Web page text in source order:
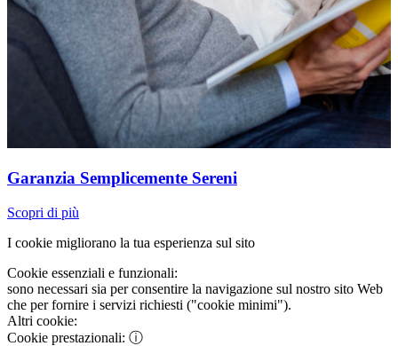
Garanzia Semplicemente Sereni
Scopri di più
I cookie migliorano la tua esperienza sul sito
Cookie essenziali e funzionali:
sono necessari sia per consentire la navigazione sul nostro sito Web
che per fornire i servizi richiesti ("cookie minimi").
Altri cookie:
Cookie prestazionali: ⓘ